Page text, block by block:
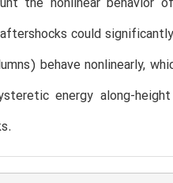
the nonlinear behavior
could
behave nonlinearly,
energy along-